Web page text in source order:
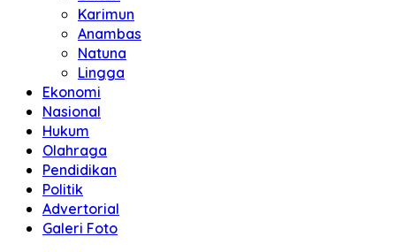
Karimun
Anambas
Natuna
Lingga
Ekonomi
Nasional
Hukum
Olahraga
Pendidikan
Politik
Advertorial
Galeri Foto